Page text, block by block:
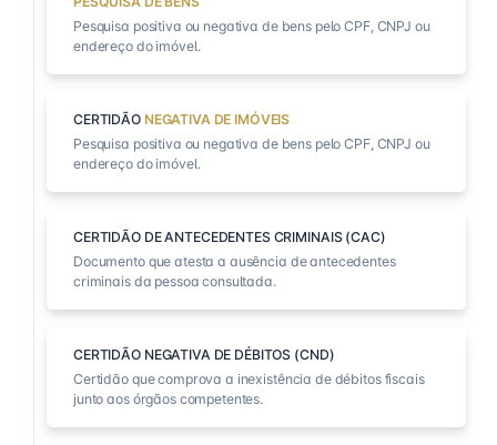
Pesquisa positiva ou negativa de bens pelo CPF, CNPJ ou
endereço do imóvel.
CERTIDÃO NEGATIVA DE IMÓVEIS
Pesquisa positiva ou negativa de bens pelo CPF, CNPJ ou
endereço do imóvel.
CERTIDÃO DE ANTECEDENTES CRIMINAIS (CAC)
Documento que atesta a ausência de antecedentes
criminais da pessoa consultada.
CERTIDÃO NEGATIVA DE DÉBITOS (CND)
Certidão que comprova a inexistência de débitos fiscais
junto aos órgãos competentes.